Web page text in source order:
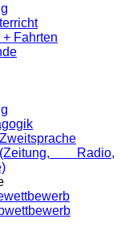
Fahrten
Radio,